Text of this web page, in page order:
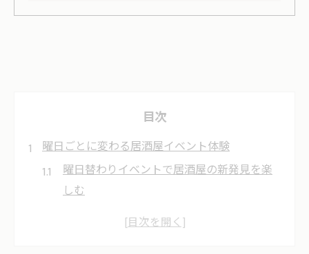
目次
曜日ごとに変わる居酒屋イベント体験
曜日替わりイベントで居酒屋の新発見を楽
しむ
各曜日に違う居酒屋の魅力的な催しを満喫